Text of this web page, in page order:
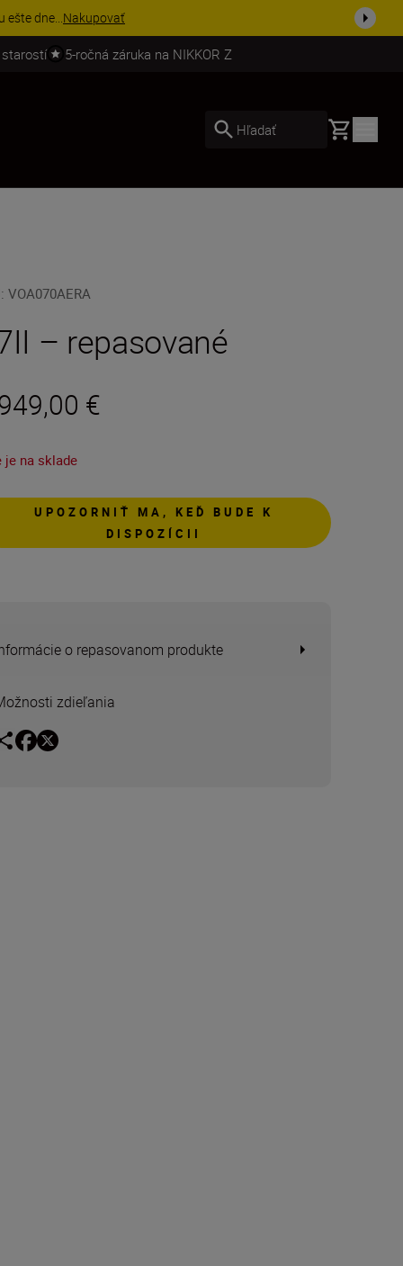
ešte dne...Nakupovať
starostí 5-ročná záruka na NIKKOR Z
Hľadať Basket
:VOA070AERA
– repasované
€
je na sklade
UPOZORNIŤ MA, KEĎ BUDE K
DISPOZÍCII
o repasovanom produkte
zdieľania